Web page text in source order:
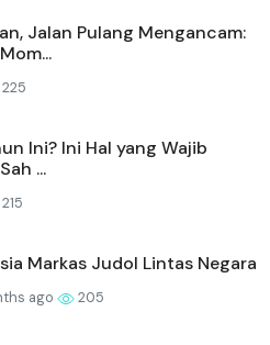
Jalan Pulang Mengancam:
225
Ini? Ini Hal yang Wajib
...
215
Markas Judol Lintas Negara
ago 205